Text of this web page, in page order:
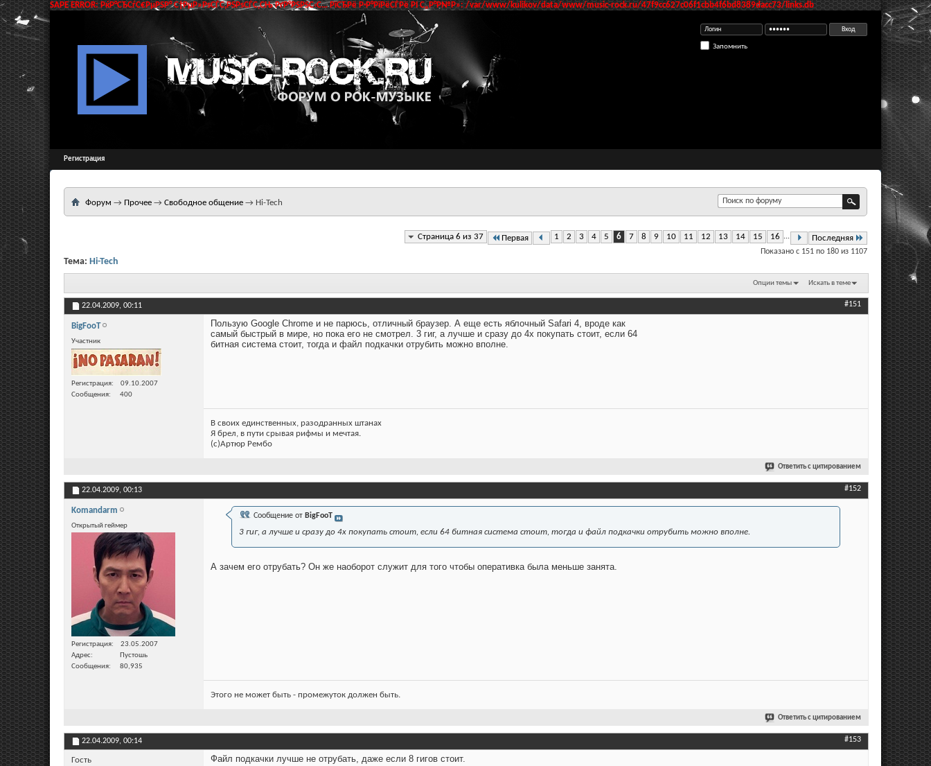
SAPE ERROR: РќР°СЂСѓС€РµРЅР° С†РµР»РѕСЃС‚РЅРѕСЃС‚СЊ РґР°РЅРЅС‹С… РїСЂРё Р·Р°РїРёСЃРё РІ С„Р°Р№Р»: /var/www/kulikov/data/www/music-rock.ru/47f9cc627c06f1cbb4f6bd8389dacc73/links.db
Запомнить
Регистрация
Форум → Прочее → Свободное общение → Hi-Tech
Страница 6 из 37 Первая 1 2 3 4 5 6 7 8 9 10 11 12 13 14 15 16 ... Последняя
Показано с 151 по 180 из 1107
Тема: Hi-Tech
Опции темы Искать в теме
22.04.2009, 00:11 #151
BigFooT
Участник
Регистрация
09.10.2007
Сообщения
400
Пользую Google Chrome и не парюсь, отличный браузер. А еще есть яблочный Safari 4, вроде как
самый быстрый в мире, но пока его не смотрел. 3 гиг, а лучше и сразу до 4х покупать стоит, если 64
битная система стоит, тогда и файл подкачки отрубить можно вполне.
В своих единственных, разодранных штанах
Я брел, в пути срывая рифмы и мечтая.
(c)Артюр Рембо
Ответить с цитированием
22.04.2009, 00:13 #152
Komandarm
Открытый геймер
Регистрация
23.05.2007
Адрес
Пустошь
Сообщения
80,935
Сообщение от BigFooT
3 гиг, а лучше и сразу до 4х покупать стоит, если 64 битная система стоит, тогда и файл подкачки отрубить можно вполне.
А зачем его отрубать? Он же наоборот служит для того чтобы оперативка была меньше занята.
Этого не может быть - промежуток должен быть.
Ответить с цитированием
22.04.2009, 00:14 #153
Гость Файл подкачки лучше не отрубать, даже если 8 гигов стоит.